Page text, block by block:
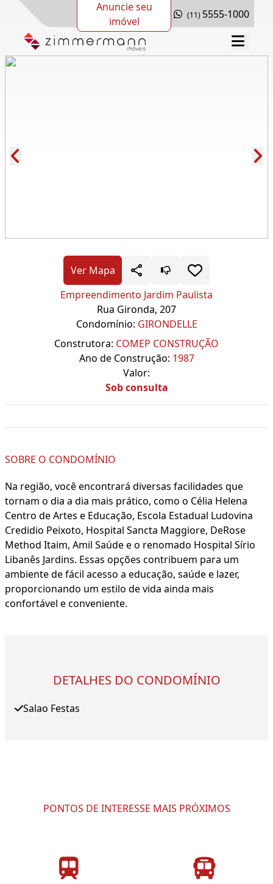
Anuncie seu
imóvel
(11) 5555-1000
Ver Mapa
Empreendimento Jardim Paulista
Rua Gironda, 207
Condomínio: GIRONDELLE
Construtora: COMEP CONSTRUÇÃO
Ano de Construção: 1987
Valor:
Sob consulta
SOBRE O CONDOMÍNIO
Na região, você encontrará diversas facilidades que
tornam o dia a dia mais prático, como o Célia Helena
Centro de Artes e Educação, Escola Estadual Ludovina
Credidio Peixoto, Hospital Sancta Maggiore, DeRose
Method Itaim, Amil Saúde e o renomado Hospital Sírio
Libanês Jardins. Essas opções contribuem para um
ambiente de fácil acesso a educação, saúde e lazer,
proporcionando um estilo de vida ainda mais
confortável e conveniente.
DETALHES DO CONDOMÍNIO
Salao Festas
PONTOS DE INTERESSE MAIS PRÓXIMOS